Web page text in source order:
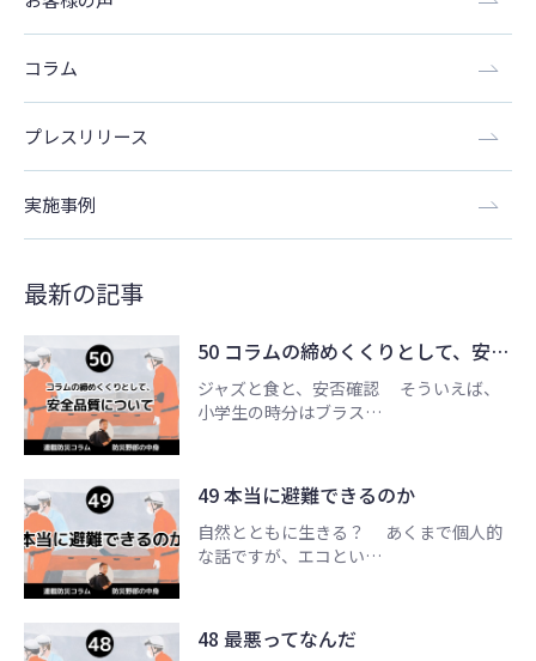
コラム
プレスリリース
実施事例
最新の記事
50 コラムの締めくくりとして、安…
ジャズと食と、安否確認 そういえば、
小学生の時分はブラス…
49 本当に避難できるのか
自然とともに生きる？ あくまで個人的
な話ですが、エコとい…
48 最悪ってなんだ